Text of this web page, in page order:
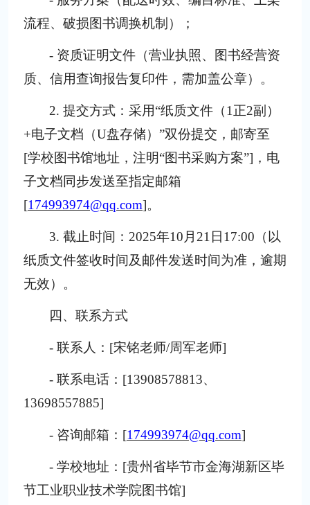
流程、破损图书调换机制）；
- 资质证明文件（营业执照、图书经营资
质、信用查询报告复印件，需加盖公章）。
2. 提交方式：采用“纸质文件（1正2副）
+电子文档（U盘存储）”双份提交，邮寄至
[学校图书馆地址，注明“图书采购方案”]，电
子文档同步发送至指定邮箱
[174993974@qq.com]。
3. 截止时间：2025年10 月 21 日 17:00（以
纸质文件签收时间及邮件发送时间为准，逾期
无效）。
四、联系方式
- 联系人：[宋铭老师/周军老师]
- 联系电话：[13908578813、
13698557885]
- 咨询邮箱：[174993974@qq.com]
- 学校地址：[贵州省毕节市金海湖新区毕
节工业职业技术学院图书馆]